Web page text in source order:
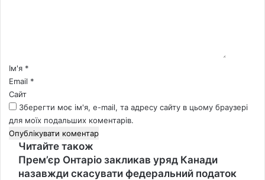
*Ім'я *
Email *
Сайт
Зберегти моє ім'я, e-mail, та адресу сайту в цьому браузері
для моїх подальших коментарів.
Читайте також
Close
Прем’єр Онтаріо закликав уряд Канади
назавжди скасувати федеральний податок